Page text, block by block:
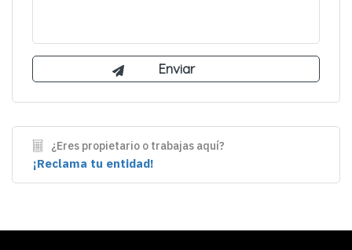
¿Eres propietario o trabajas aquí?
¡Reclama tu entidad!